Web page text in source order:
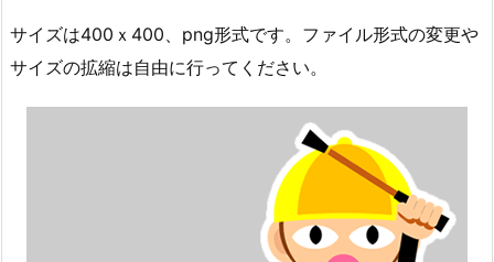
サイズは400ｘ400、png形式です。ファイル形式の変更や
サイズの拡縮は自由に行ってください。